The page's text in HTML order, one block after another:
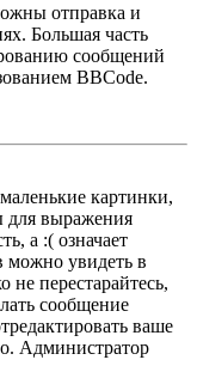
отправка и
Большая часть
сообщений
BBCode.
картинки,
для выражения
а :( означает
можно увидеть в
не перестарайтесь,
сообщение
ваше
Администратор